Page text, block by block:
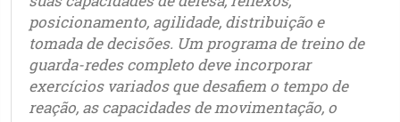
posicionamento, agilidade, distribuição e
tomada de decisões. Um programa de treino de
guarda-redes completo deve incorporar
exercícios variados que desafiem o tempo de
reação, as capacidades de movimentação, o